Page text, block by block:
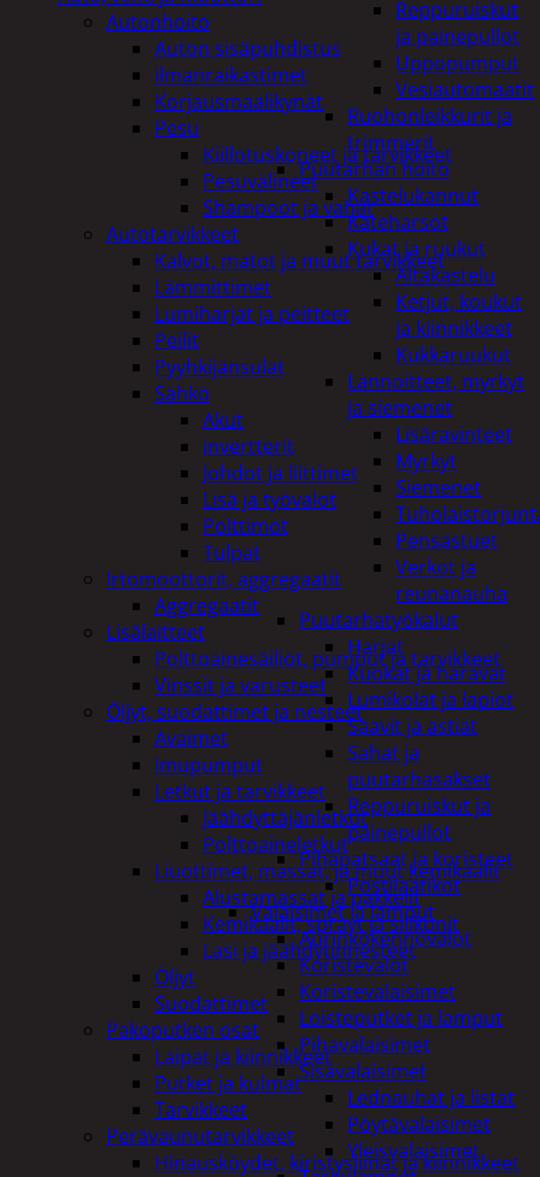
Reppuruiskut
ja painepullot
Uppopumput
Vesiautomaatit
Ruohonleikkurit ja
trimmerit
Puutarhan hoito
Kastelukannut
Kateharsot
Kukat ja ruukut
Altakastelu
Ketjut, koukut
ja kiinnikkeet
Kukkaruukut
Lannoitteet, myrkyt
ja siemenet
Lisäravinteet
Myrkyt
Siemenet
Pensastuet
Verkot ja
reunanauha
Puutarhatyökalut
Harjat
Kuokat ja haravat
Lumikolat ja lapiot
Saavit ja astiat
Sahat ja
puutarhasakset
Reppuruiskut ja
painepullot
Pihapatsaat ja koristeet
Postilaatikot
Valaisimet ja lamput
Aurinkokennovalot
Koristevalot
Koristevalaisimet
Loisteputket ja lamput
Pihavalaisimet
Sisävalaisimet
Lednauhat ja listat
Pöytävalaisimet
Yleisvalaisimet
Autonhoito
Auton sisäpuhdistus
ilmanraikastimet
Korjausmaalikynät
Pesu
Kiillotuskoneet ja tarvikkeet
Pesuvälineet
Shampoot ja vahat
Autotarvikkeet
Kalvot, matot ja muut tarvikkeet
Lämmittimet
Lumiharjat ja peitteet
Peilit
Pyyhkijänsulat
Sähkö
Akut
invertterit
Johdot ja liittimet
Lisä ja työvalot
Polttimot
Tulpat
Irtomoottorit, aggregaatit
Aggregaatit
Lisälaitteet
Polttoainesäiliöt, pumput ja tarvikkeet
Vinssit ja varusteet
Öljyt, suodattimet ja nesteet
Avaimet
Imupumput
Letkut ja tarvikkeet
Jäähdyttäjänletkut
Polttoaineletkut
Liuottimet, massat, ja muut kemikaalit
Alustamassat ja pakkelit
Kemikaalit, sprayt ja silikonit
Lasi ja jäähdytinnesteet
Öljyt
Suodattimet
Pakoputken osat
Laipat ja kiinnikkeet
Putket ja kulmat
Tarvikkeet
Perävaunutarvikkeet
Hinausköydet, kiristysliinat ja kiinnikkeet